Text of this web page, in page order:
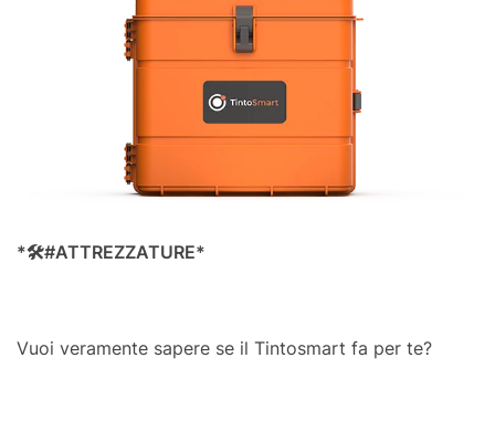
*🛠️#ATTREZZATURE*
Vuoi veramente sapere se il Tintosmart fa per te?